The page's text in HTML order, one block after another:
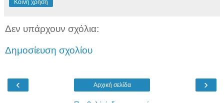
Κοινή χρήση
Δεν υπάρχουν σχόλια:
Δημοσίευση σχολίου
‹ ›
Αρχική σελίδα